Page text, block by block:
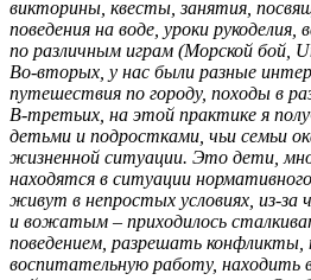
викторины, квесты, занятия,
поведения на воде, уроки
по различным играм (Морской бой,
Во-вторых, у нас были разные
путешествия по городу, походы в
В-третьих, на этой практике я
детьми и подростками, чьи семьи
жизненной ситуации. Это дети,
находятся в ситуации
живут в непростых условиях, из-за
и вожатым – приходилось
поведением, разрешать конфликты,
воспитательную работу, находить